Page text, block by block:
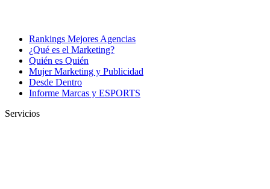
Rankings Mejores Agencias
¿Qué es el Marketing?
Quién es Quién
Mujer Marketing y Publicidad
Desde Dentro
Informe Marcas y ESPORTS
Servicios